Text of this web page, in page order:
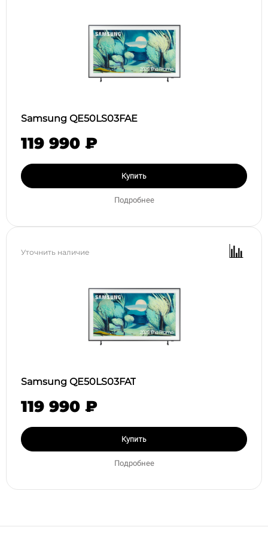
Samsung QE50LS03FAE
119 990 ₽
Купить
Подробнее
Уточнить наличие
Samsung QE50LS03FAT
119 990 ₽
Купить
Подробнее